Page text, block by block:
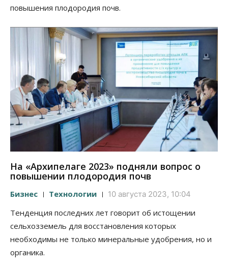
повышения плодородия почв.
На «Архипелаге 2023» подняли вопрос о
повышении плодородия почв
Бизнес Технологии 10 августа 2023, 10:04
Тенденция последних лет говорит об истощении
сельхозземель для восстановления которых
необходимы не только минеральные удобрения, но и
органика.